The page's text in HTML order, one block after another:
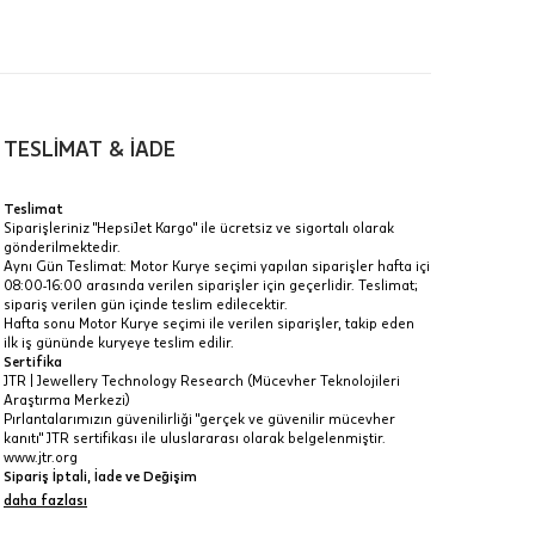
ancak
Taksit Toplamı
9.745 ₺
9.745 ₺
TESLİMAT & İADE
Teslimat
Siparişleriniz "HepsiJet Kargo" ile ücretsiz ve sigortalı olarak
gönderilmektedir.
Aynı Gün Teslimat: Motor Kurye seçimi yapılan siparişler hafta içi
08:00-16:00 arasında verilen siparişler için geçerlidir. Teslimat;
sipariş verilen gün içinde teslim edilecektir.
Hafta sonu Motor Kurye seçimi ile verilen siparişler, takip eden
ilk iş gününde kuryeye teslim edilir.
Sertifika
JTR | Jewellery Technology Research (Mücevher Teknolojileri
Araştırma Merkezi)
Pırlantalarımızın güvenilirliği "gerçek ve güvenilir mücevher
kanıtı" JTR sertifikası ile uluslararası olarak belgelenmiştir.
www.jtr.org
Sipariş İptali, İade ve Değişim
İptal: Kargoya verilmeyen veya faturası oluşmayan siparişlerinizi
daha fazlası